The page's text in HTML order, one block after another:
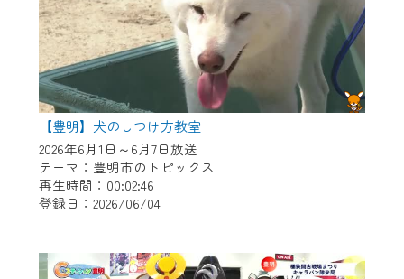
【豊明】犬のしつけ方教室
2026年6月1日～6月7日放送
テーマ：豊明市のトピックス
再生時間：00:02:46
登録日：2026/06/04